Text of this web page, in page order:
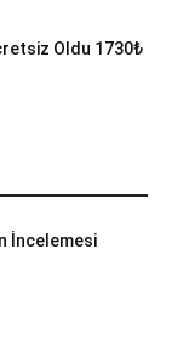
Oldu 1730₺
İncelemesi